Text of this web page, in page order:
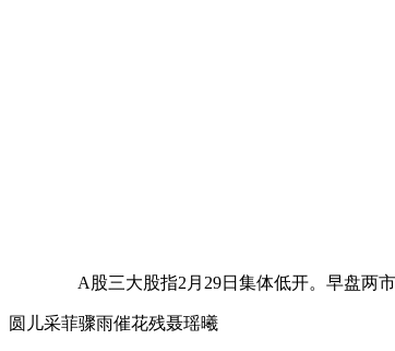
A股三大股指2月29日集体低开。早盘两市快
圆儿采菲骤雨催花残聂瑶曦